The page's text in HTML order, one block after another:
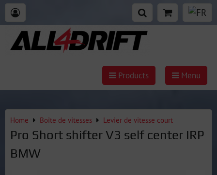
Products Menu
Home Boîte de vitesses Levier de vitesse court
Pro Short shifter V3 self center IRP
BMW